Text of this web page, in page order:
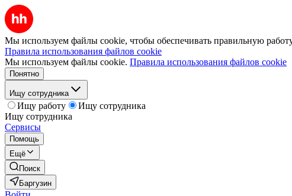
Мы используем файлы cookie, чтобы обеспечивать правильную
Правила использования файлов cookie
Мы используем файлы cookie. Правила использования файлов cookie
Понятно
Ищу сотрудника
Ищу работу
Ищу сотрудника
Ищу сотрудника
Сервисы
Помощь
Ещё
Поиск
Баргузин